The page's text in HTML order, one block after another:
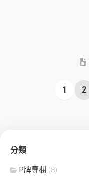
1 2
分類
P牌專欄 (8)